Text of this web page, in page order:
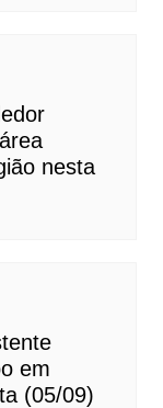
nesta
em
(05/09)